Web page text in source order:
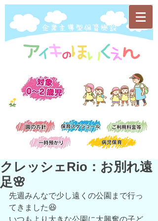
​企業主導型保育施設
クレッシェRio：お別れ遠
足🌸
先週みんなで少し遠くの公園まで行っ
てきました😆
いつもより大きな公園に大興奮の子ど